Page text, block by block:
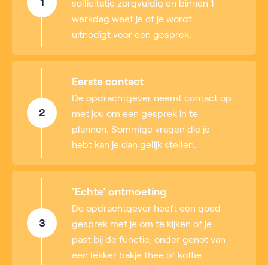
1
sollicitatie zorgvuldig en binnen 1
werkdag weet je of je wordt
uitnodigt voor een gesprek.
2
Eerste contact
De opdrachtgever neemt contact op
met jou om een gesprek in te
plannen. Sommige vragen die je
hebt kan je dan gelijk stellen.
3
'Echte' ontmoeting
De opdrachtgever heeft een goed
gesprek met je om te kijken of je
past bij de functie, onder genot van
een lekker bakje thee of koffie.